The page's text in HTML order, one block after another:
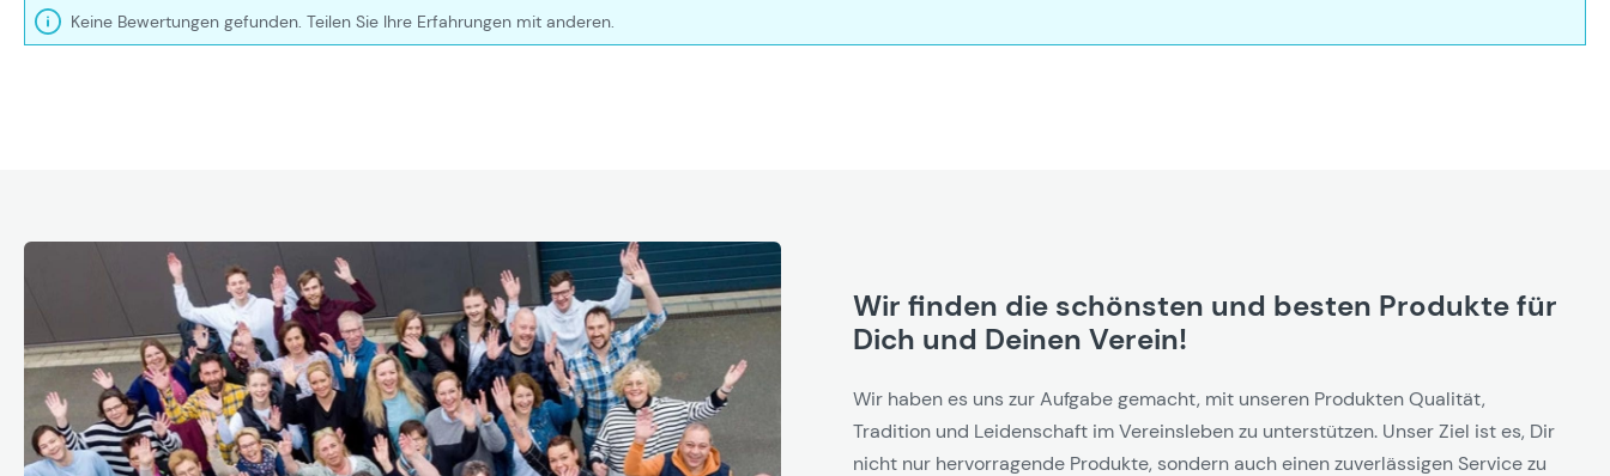
Keine Bewertungen gefunden. Teilen Sie Ihre Erfahrungen mit anderen.
Wir finden die schönsten und besten Produkte für
Dich und Deinen Verein!
Wir haben es uns zur Aufgabe gemacht, mit unseren Produkten Qualität,
Tradition und Leidenschaft im Vereinsleben zu unterstützen. Unser Ziel ist es, Dir
nicht nur hervorragende Produkte, sondern auch einen zuverlässigen Service zu